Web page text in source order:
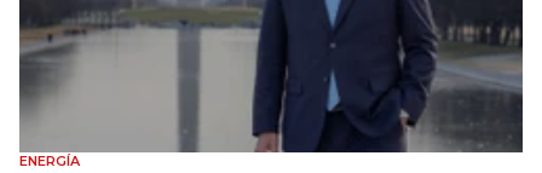
ENERGÍA